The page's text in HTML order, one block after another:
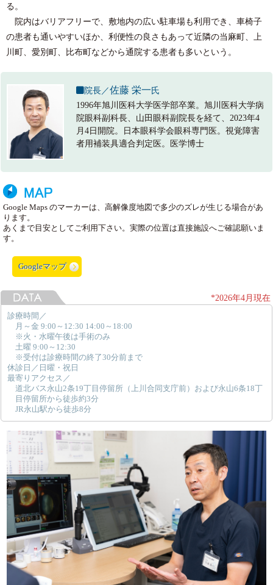
る。
院内はバリアフリーで、敷地内の広い駐車場も利用でき、車椅子
の患者も通いやすいほか、利便性の良さもあって近隣の当麻町、上
川町、愛別町、比布町などから通院する患者も多いという。
院長／佐藤 栄一氏
1996年旭川医科大学医学部卒業。旭川医科大学病
院眼科副科長、山田眼科副院長を経て、2023年4
月4日開院。日本眼科学会眼科専門医。視覚障害
者用補装具適合判定医。医学博士
Google Maps のマーカーは、高解像度地図で多少のズレが生じる場合があ
ります。
あくまで目安としてご利用下さい。実際の位置は直接施設へご確認願いま
す。
Googleマップ
*2026年4月現在
診療時間／
月～金 9:00～12:30 14:00～18:00
※火・水曜午後は手術のみ
土曜 9:00～12:30
※受付は診療時間の終了30分前まで
休診日／日曜・祝日
最寄りアクセス／
道北バス永山2条19丁目停留所（上川合同支庁前）および永山6条18丁
目停留所から徒歩約3分
JR永山駅から徒歩8分